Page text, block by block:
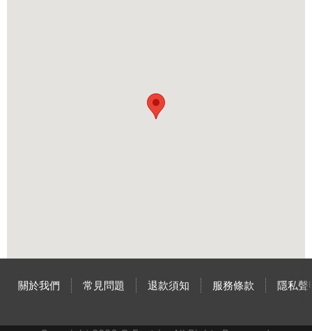
關於我們 常見問題 退款須知 服務條款 隱私聲